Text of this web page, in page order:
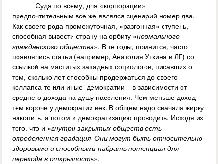
Судя по всему, для «корпорации»
предпочтительным все же являлся сценарий номер два.
Как своего рода промежуточная, «разгонная» ступень,
способная вывести страну на орбиту «нормального
гражданского общества». В те годы, помнится, часто
появлялись статьи (например, Анатолия Уткина в ЛГ) со
ссылкой на маститых западных социологов, писавших о
том, сколько лет способны продержаться до своего
коллапса те или иные демократии – в зависимости от
среднего дохода на душу населения. Чем меньше доход –
тем короче у демократии век. В общем надо сначала жирку
накопить, а потом и демократизацию проводить. Исходя из
того, что и «внутри закрытых обществ есть
определенная градация. Они могут быть относительно
здоровыми и способными набрать потенциал для
перехода в открытость».